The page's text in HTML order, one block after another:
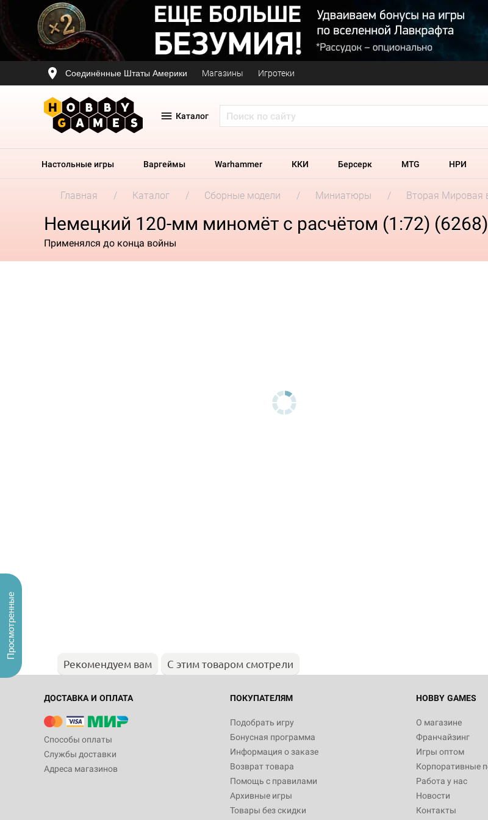
Соединённые Штаты Америки Магазины Игротеки
Каталог
Настольные игры Варгеймы Warhammer ККИ Берсерк MTG НРИ
Главная Каталог Сборные модели Миниатюры Вторая Мировая
Немецкий 120-мм миномёт с расчётом (1:72) (6268)
Применялся до конца войны
Рекомендуем вам С этим товаром смотрели
ДОСТАВКА И ОПЛАТА
Способы оплаты
Службы доставки
Адреса магазинов
ПОКУПАТЕЛЯМ
Подобрать игру
Бонусная программа
Информация о заказе
Возврат товара
Помощь с правилами
Архивные игры
Товары без скидки
HOBBY GAMES
О магазине
Франчайзинг
Игры оптом
Корпоративные
Работа у нас
Новости
Контакты
Просмотренные
Настольная
"Мир
империи:
799
Настольная
империи.
Рубеж
12 990